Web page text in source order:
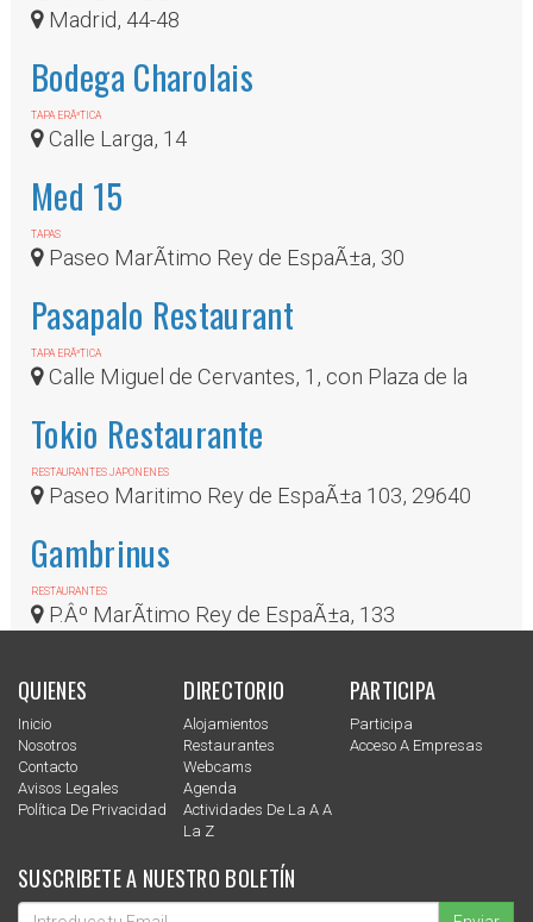
Madrid, 44-48
Bodega Charolais
TAPA ERÃ³TICA
Calle Larga, 14
Med 15
TAPAS
Paseo MarÃ­timo Rey de EspaÃ±a, 30
Pasapalo Restaurant
TAPA ERÃ³TICA
Calle Miguel de Cervantes, 1, con Plaza de la
Tokio Restaurante
RESTAURANTES JAPONENES
Paseo Maritimo Rey de EspaÃ±a 103, 29640
Gambrinus
RESTAURANTES
P.Âº MarÃ­timo Rey de EspaÃ±a, 133
QUIENES
Inicio
Nosotros
Contacto
Avisos Legales
Política De Privacidad
DIRECTORIO
Alojamientos
Restaurantes
Webcams
Agenda
Actividades De La A A
La Z
PARTICIPA
Participa
Acceso A Empresas
SUSCRIBETE A NUESTRO BOLETÍN